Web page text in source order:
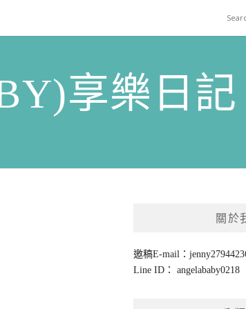
享樂日記
關於
邀稿E-mail：
Line ID： angelababy0218